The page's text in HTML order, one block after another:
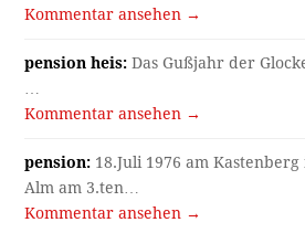
Kommentar ansehen →
pension heis: Das Gußjahr der
Kommentar ansehen →
pension: 18.Juli 1976 am
Alm am 3.ten…
Kommentar ansehen →